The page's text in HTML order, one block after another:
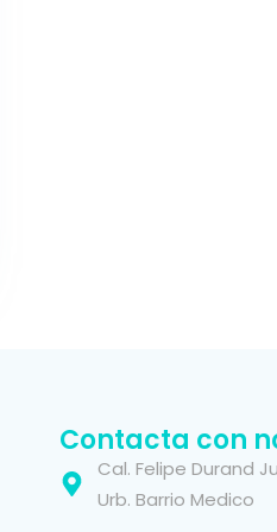
Contacta con
Cal. Felipe Durand
Urb. Barrio Medico